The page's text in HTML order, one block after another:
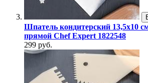
Шпатель кондитерский 13,5х10
прямой Chef Expert 1822548
299 руб.